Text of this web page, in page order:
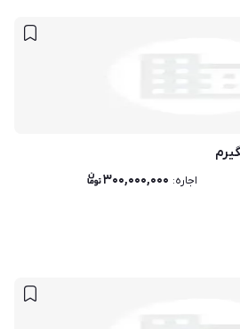
اجاره: ۳۰۰,۰۰۰,۰۰۰